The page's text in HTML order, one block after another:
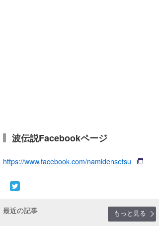
波伝説Facebookページ
https://www.facebook.com/namidensetsu
最近の記事
もっと見る
arukasvision
嵯峨明日香
+☆maki☆+